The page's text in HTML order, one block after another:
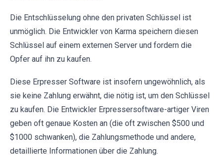
Die Entschlüsselung ohne den privaten Schlüssel ist
unmöglich. Die Entwickler von Karma speichern diesen
Schlüssel auf einem externen Server und fordern die
Opfer auf ihn zu kaufen.
Diese Erpresser Software ist insofern ungewöhnlich, als
sie keine Zahlung erwähnt, die nötig ist, um den Schlüssel
zu kaufen. Die Entwickler Erpressersoftware-artiger Viren
geben oft genaue Kosten an (die oft zwischen $500 und
$1000 schwanken), die Zahlungsmethode und andere,
detaillierte Informationen über die Zahlung.